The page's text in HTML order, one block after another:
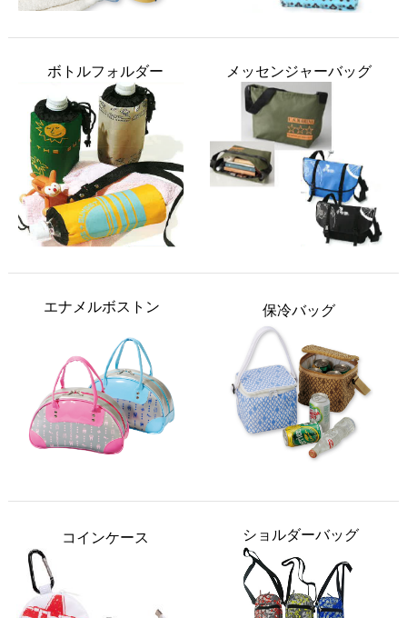
ボトルフォルダー メッセンジャーバッグ
エナメルボストン 保冷バッグ
コインケース ショルダーバッグ